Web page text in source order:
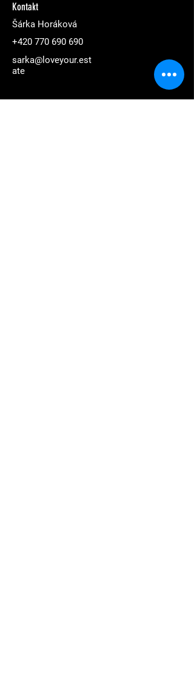
Kontakt
Šárka Horáková
+420 770 690 690
sarka@loveyour.est
ate